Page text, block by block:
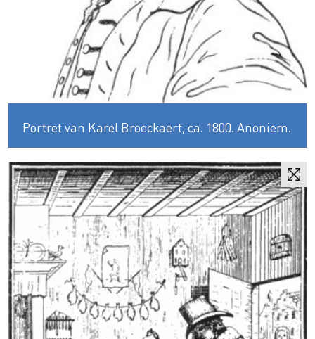
Portret van Karel Broeckaert, ca. 1800. Anoniem.